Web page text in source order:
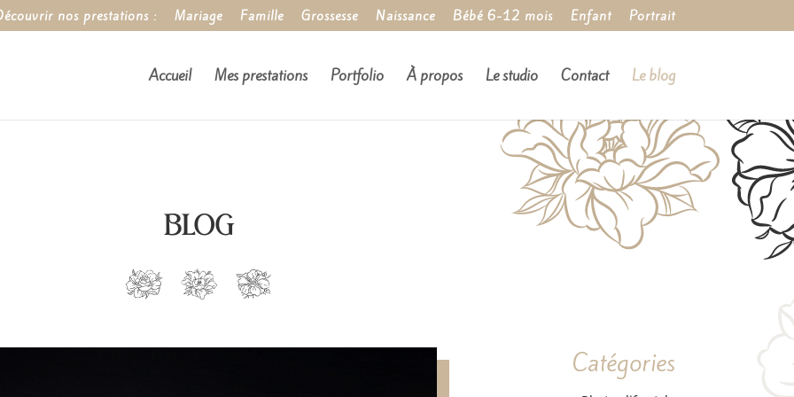
nos prestations : Mariage Famille Grossesse Naissance Bébé 6-12 mois Enfant Portrait
Accueil Mes prestations Portfolio À propos Le studio Contact Le blog
BLOG
Catégories